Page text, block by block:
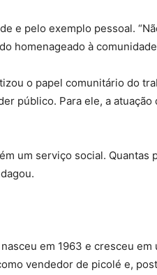
e pelo exemplo pessoal.
homenageado à
o papel comunitário do
público. Para ele, a atuação
um serviço social. Quantas
em 1963 e cresceu em
vendedor de picolé e,